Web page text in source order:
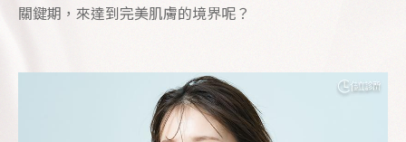
關鍵期，來達到完美肌膚的境界呢？